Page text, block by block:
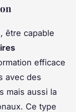
être capable
efficace
avec des
mais aussi la
Ce type